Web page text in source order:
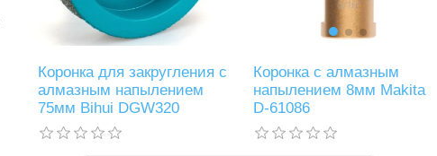
Коронка для закругления с
алмазным напылением
75мм Bihui DGW320
Коронка с алмазным
напылением 8мм Makita
D-61086